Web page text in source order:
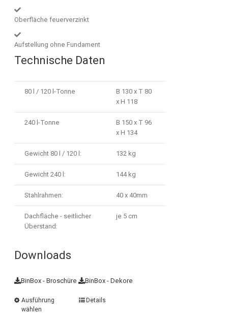
Oberfläche feuerverzinkt
Aufstellung ohne Fundament
Technische Daten
80 l / 120 l-Tonne
B 130 x T 80
x H 118
240 l-Tonne
B 150 x T 96
x H 134
Gewicht 80 l / 120 l: 132 kg
Gewicht 240 l: 144 kg
Stahlrahmen: 40 x 40mm
Dachfläche - seitlicher
Überstand:
je 5 cm
Downloads
BinBox - Broschüre BinBox - Dekore
Ausführung
wählen
Details